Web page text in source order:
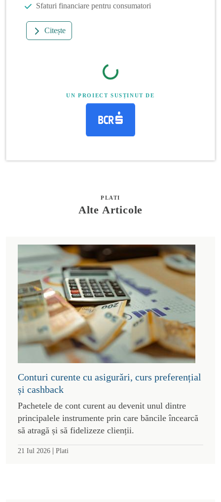
Sfaturi financiare pentru consumatori
Citește
UN PROIECT SUSȚINUT DE
PLATI
Alte Articole
Conturi curente cu asigurări, curs preferențial
și cashback
Pachetele de cont curent au devenit unul dintre
principalele instrumente prin care băncile încearcă
să atragă și să fidelizeze clienții.
21 Iul 2026 | Plati